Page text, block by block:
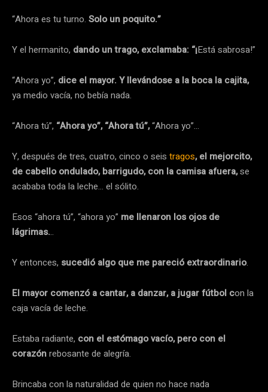
“Ahora es tu turno. Solo un poquito.”
Y el hermanito, dando un trago, exclamaba: “¡Está sabrosa!”
“Ahora yo”, dice el mayor. Y llevándose a la boca la cajita,
ya medio vacía, no bebía nada.
“Ahora tú”, “Ahora yo”, “Ahora tú”,“Ahora yo”…
Y, después de tres, cuatro, cinco o seis tragos, el mejorcito,
de cabello ondulado, barrigudo, con la camisa afuera,se
acababa toda la leche… el sólito.
Esos “ahora tú”, “ahora yo” me llenaron los ojos de
lágrimas...
Y entonces, sucedió algo que me pareció extraordinario.
El mayor comenzó a cantar, a danzar, a jugar fútbol con la
caja vacía de leche.
Estaba radiante, con el estómago vacío, pero con el
corazónrebosante de alegría.
Brincaba con la naturalidad de quien no hace nada